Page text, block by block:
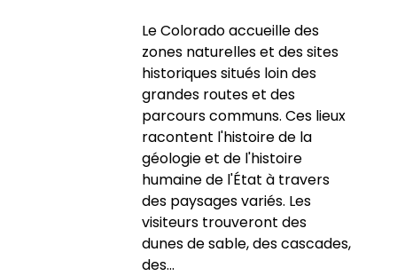
Le Colorado accueille des
zones naturelles et des sites
historiques situés loin des
grandes routes et des
parcours communs. Ces lieux
racontent l'histoire de la
géologie et de l'histoire
humaine de l'État à travers
des paysages variés. Les
visiteurs trouveront des
dunes de sable, des cascades,
des...